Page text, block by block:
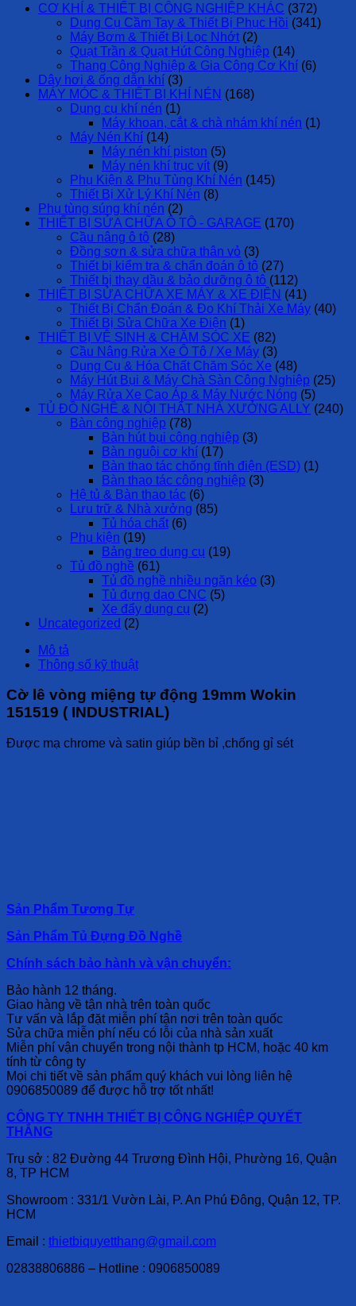
CƠ KHÍ & THIẾT BỊ CÔNG NGHIỆP KHÁC (372)
Dụng Cụ Cầm Tay & Thiết Bị Phục Hồi (341)
Máy Bơm & Thiết Bị Lọc Nhớt (2)
Quạt Trần & Quạt Hút Công Nghiệp (14)
Thang Công Nghiệp & Gia Công Cơ Khí (6)
Dây hơi & ống dẫn khí (3)
MÁY MÓC & THIẾT BỊ KHÍ NÉN (168)
Dụng cụ khí nén (1)
Máy khoan, cắt & chà nhám khí nén (1)
Máy Nén Khí (14)
Máy nén khí piston (5)
Máy nén khí trục vít (9)
Phụ Kiện & Phụ Tùng Khí Nén (145)
Thiết Bị Xử Lý Khí Nén (8)
Phụ tùng súng khí nén (2)
THIẾT BỊ SỬA CHỮA Ô TÔ - GARAGE (170)
Cầu nâng ô tô (28)
Đồng sơn & sửa chữa thân vỏ (3)
Thiết bị kiểm tra & chẩn đoán ô tô (27)
Thiết bị thay dầu & bảo dưỡng ô tô (112)
THIẾT BỊ SỬA CHỮA XE MÁY & XE ĐIỆN (41)
Thiết Bị Chẩn Đoán & Đo Khí Thải Xe Máy (40)
Thiết Bị Sửa Chữa Xe Điện (1)
THIẾT BỊ VỆ SINH & CHĂM SÓC XE (82)
Cầu Nâng Rửa Xe Ô Tô / Xe Máy (3)
Dụng Cụ & Hóa Chất Chăm Sóc Xe (48)
Máy Hút Bụi & Máy Chà Sàn Công Nghiệp (25)
Máy Rửa Xe Cao Áp & Máy Nước Nóng (5)
TỦ ĐỒ NGHỀ & NỘI THẤT NHÀ XƯỞNG ALLY (240)
Bàn công nghiệp (78)
Bàn hút bụi công nghiệp (3)
Bàn nguội cơ khí (17)
Bàn thao tác chống tĩnh điện (ESD) (1)
Bàn thao tác công nghiệp (3)
Hệ tủ & Bàn thao tác (6)
Lưu trữ & Nhà xưởng (85)
Tủ hóa chất (6)
Phụ kiện (19)
Bảng treo dụng cụ (19)
Tủ đồ nghề (61)
Tủ đồ nghề nhiều ngăn kéo (3)
Tủ đựng dao CNC (5)
Xe đẩy dụng cụ (2)
Uncategorized (2)
Mô tả
Thông số kỹ thuật
Cờ lê vòng miệng tự động 19mm Wokin
151519 ( INDUSTRIAL)
Được mạ chrome và satin giúp bền bỉ ,chống gỉ sét
Sản Phẩm Tương Tự
Sản Phẩm Tủ Đựng Đồ Nghề
Chính sách bảo hành và vận chuyển:
Bảo hành 12 tháng.
Giao hàng về tận nhà trên toàn quốc
Tư vấn và lắp đặt miễn phí tận nơi trên toàn quốc
Sửa chữa miễn phí nếu có lỗi của nhà sản xuất
Miễn phí vận chuyển trong nội thành tp HCM, hoặc 40 km
tính từ công ty
Mọi chi tiết về sản phẩm quý khách vui lòng liên hệ
0906850089 để được hỗ trợ tốt nhất!
CÔNG TY TNHH THIẾT BỊ CÔNG NGHIỆP QUYẾT
THẮNG
Trụ sở : 82 Đường 44 Trương Đình Hội, Phường 16, Quận
8, TP HCM
Showroom : 331/1 Vườn Lài, P. An Phú Đông, Quận 12, TP.
HCM
Email : thietbiquyetthang@gmail.com
02838806886 – Hotline : 0906850089